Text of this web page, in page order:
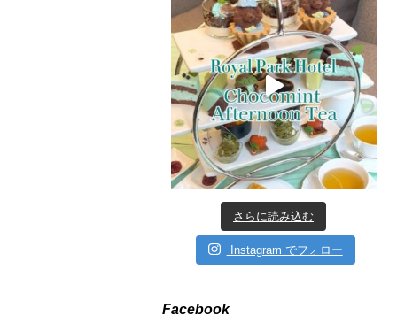
さらに読み込む
Instagram でフォロー
Facebook